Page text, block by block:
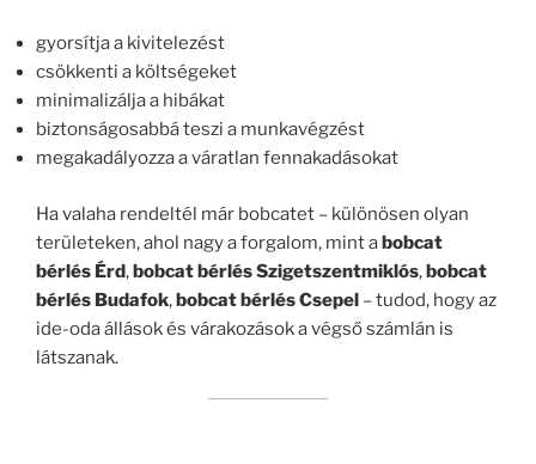
gyorsítja a kivitelezést
csökkenti a költségeket
minimalizálja a hibákat
biztonságosabbá teszi a munkavégzést
megakadályozza a váratlan fennakadásokat
Ha valaha rendeltél már bobcatet – különösen olyan
területeken, ahol nagy a forgalom, mint abobcat
bérlés Érd,bobcat bérlés Szigetszentmiklós,bobcat
bérlés Budafok,bobcat bérlés Csepel – tudod, hogy az
ide-oda állások és várakozások a végső számlán is
látszanak.